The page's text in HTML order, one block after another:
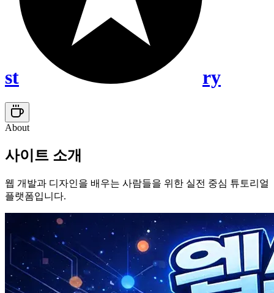
st ry
About
사이트 소개
웹 개발과 디자인을 배우는 사람들을 위한 실전 중심 튜토리얼
플랫폼입니다.